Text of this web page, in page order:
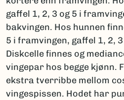
gaffel 1, 2, 3 og 5 i
bakvingen. Hos hunnen
5 i framvingen, gaffel 1, 2,
Diskcelle finnes og
vingepar hos begge kjønn.
ekstra tverribbe mellom
vingespissen. Hodet har